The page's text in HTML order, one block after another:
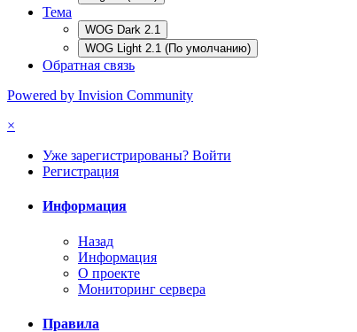
Тема
WOG Dark 2.1
WOG Light 2.1 (По умолчанию)
Обратная связь
Powered by Invision Community
×
Уже зарегистрированы? Войти
Регистрация
Информация
Назад
Информация
О проекте
Мониторинг сервера
Правила